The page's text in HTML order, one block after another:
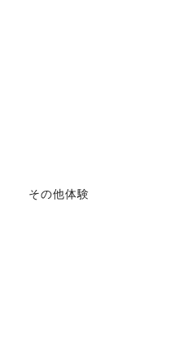
その他体験